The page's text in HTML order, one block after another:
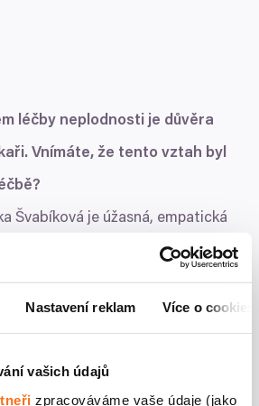
Nastavení reklam Více o cookies
vašich údajů
zpracováváme vaše údaje (jako
léčby neplodnosti je důvěra
Vnímáte, že tento vztah byl
Švabíková je úžasná, empatická
profesionálka. Slovy se nedá
pomoci vážíme, a já si na ni velmi
se dívám na naše dvě krásné,
Byl to pro nás opravdu dlouhý